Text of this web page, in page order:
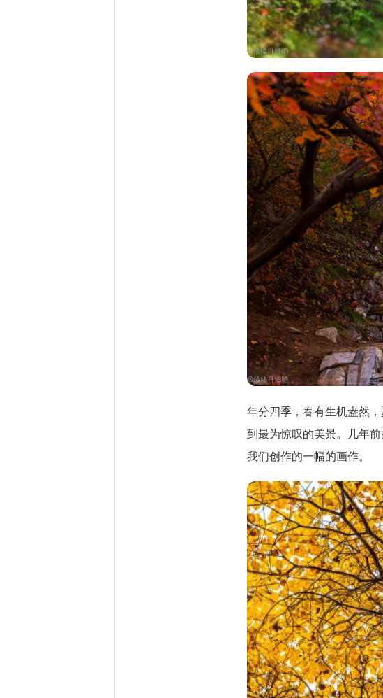
年分四季，春有生机盎然
到最为惊叹的美景。几年
我们创作的一幅的画作。